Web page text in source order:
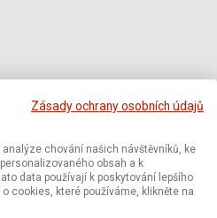
Zásady ochrany osobních údajů
chování našich návštěvníků, ke
obsah a k
data používají k poskytování lepšího
cookies, které používáme, klikněte na